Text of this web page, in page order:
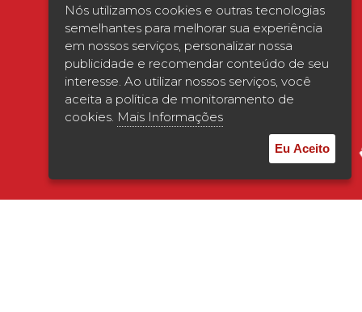
Verificada por
Nós utilizamos cookies e outras tecnologias
semelhantes para melhorar sua experiência
em nossos serviços, personalizar nossa
publicidade e recomendar conteúdo de seu
interesse. Ao utilizar nossos serviços, você
aceita a política de monitoramento de
cookies. Mais Informações
Eu Aceito